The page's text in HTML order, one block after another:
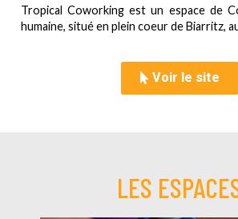
Tropical Coworking est un espace de
humaine, situé en plein coeur de Biarritz,
Voir le site
LES